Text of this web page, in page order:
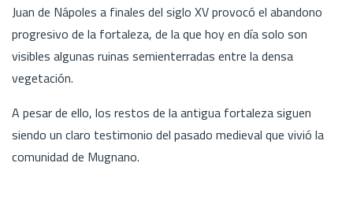
Juan de Nápoles a finales del siglo XV provocó el abandono
progresivo de la fortaleza, de la que hoy en día solo son
visibles algunas ruinas semienterradas entre la densa
vegetación.
A pesar de ello, los restos de la antigua fortaleza siguen
siendo un claro testimonio del pasado medieval que vivió la
comunidad de Mugnano.